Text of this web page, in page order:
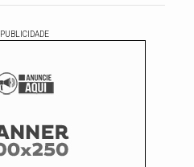
PUBLICIDADE